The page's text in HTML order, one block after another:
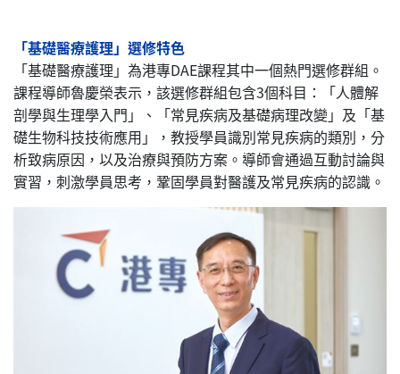
「基礎醫療護理」選修特色
「基礎醫療護理」為港專DAE課程其中一個熱門選修群組。
課程導師魯慶榮表示，該選修群組包含3個科目：「人體解
剖學與生理學入門」、「常見疾病及基礎病理改變」及「基
礎生物科技技術應用」，教授學員識別常見疾病的類別，分
析致病原因，以及治療與預防方案。導師會通過互動討論與
實習，刺激學員思考，鞏固學員對醫護及常見疾病的認識。